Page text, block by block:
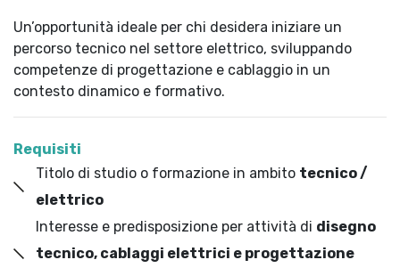
Un’opportunità ideale per chi desidera iniziare un
percorso tecnico nel settore elettrico, sviluppando
competenze di progettazione e cablaggio in un
contesto dinamico e formativo.
Requisiti
Titolo di studio o formazione in ambito tecnico /
elettrico
Interesse e predisposizione per attività di disegno
tecnico, cablaggi elettrici e progettazione